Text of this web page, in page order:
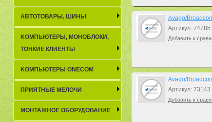
Avago/
Артикул: 74785
Добавить к
Avago/
Артикул: 73143
Добавить к
АВТОТОВАРЫ, ШИНЫ
KОМПЬЮТЕРЫ, МОНОБЛОКИ,
ТОНКИЕ КЛИЕНТЫ
KОМПЬЮТЕРЫ ONECOM
ПРИЯТНЫЕ МЕЛОЧИ
МОНТАЖНОЕ ОБОРУДОВАНИЕ